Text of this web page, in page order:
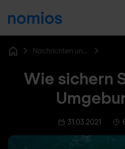
Nachrichten und Blog
Wie sichern
31.03.2021